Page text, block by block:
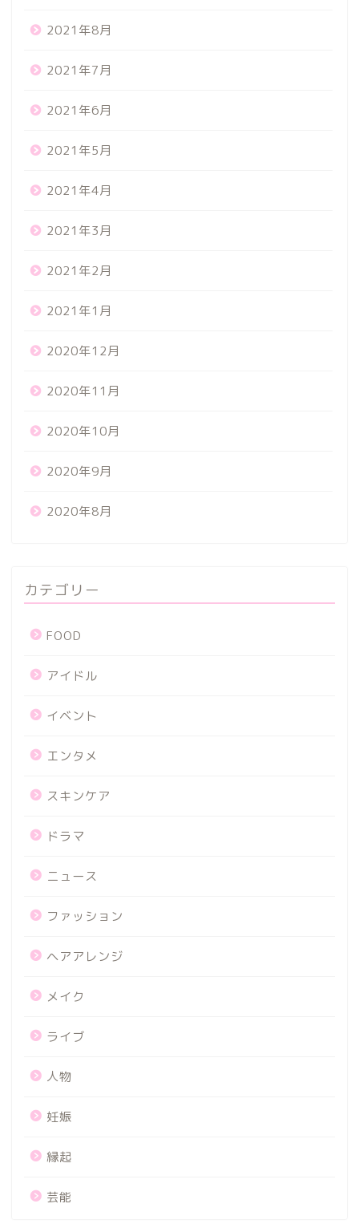
2021年8月
2021年7月
2021年6月
2021年5月
2021年4月
2021年3月
2021年2月
2021年1月
2020年12月
2020年11月
2020年10月
2020年9月
2020年8月
カテゴリー
FOOD
アイドル
イベント
エンタメ
スキンケア
ドラマ
ニュース
ファッション
ヘアアレンジ
メイク
ライブ
人物
妊娠
縁起
芸能